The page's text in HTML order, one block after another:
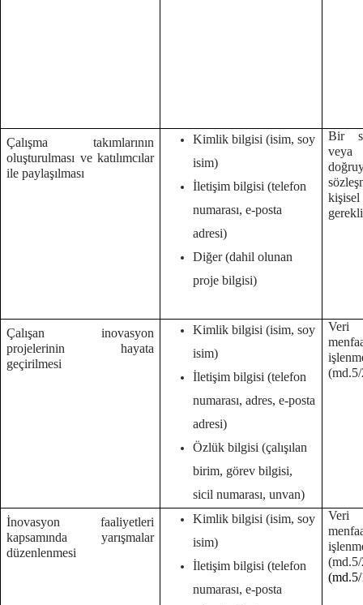
Çalışma takımlarının
oluşturulması ve katılımcılar
ile paylaşılması
Kimlik bilgisi (isim, soy
isim)
İletişim bilgisi (telefon
numarası, e-posta
adresi)
Diğer (dahil olunan
proje bilgisi)
Bir
veya
Çalışan inovasyon
projelerinin hayata
geçirilmesi
Kimlik bilgisi (isim, soy
isim)
İletişim bilgisi (telefon
numarası, adres, e-posta
adresi)
Özlük bilgisi (çalışılan
birim, görev bilgisi,
sicil numarası, unvan)
Veri
İnovasyon faaliyetleri
kapsamında yarışmalar
düzenlenmesi
Kimlik bilgisi (isim, soy
isim)
İletişim bilgisi (telefon
numarası, e-posta
Veri